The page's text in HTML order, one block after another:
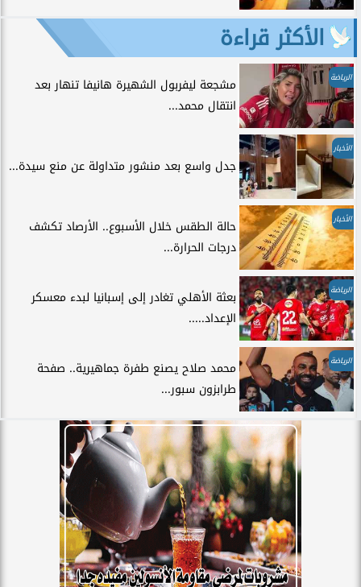
الأكثر قراءة
الرياضة
مشجعة ليفربول الشهيرة هانيفا تنهار بعد
انتقال محمد...
الأخبار
جدل واسع بعد منشور متداولة عن منع سيدة...
الأخبار
حالة الطقس خلال الأسبوع.. الأرصاد تكشف
درجات الحرارة...
الرياضة
بعثة الأهلي تغادر إلى إسبانيا لبدء معسكر
الإعداد.....
الرياضة
محمد صلاح يصنع طفرة جماهيرية.. صفحة
طرابزون سبور...